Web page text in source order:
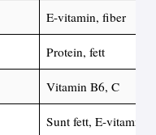
E-vitamin, fiber
Protein, fett
Vitamin B6, C
Sunt fett, E-vitamin